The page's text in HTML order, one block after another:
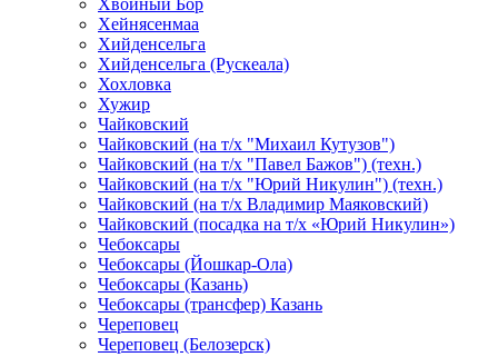
Хвойный Бор
Хейнясенмаа
Хийденсельга
Хийденсельга (Рускеала)
Хохловка
Хужир
Чайковский
Чайковский (на т/х "Михаил Кутузов")
Чайковский (на т/х "Павел Бажов") (техн.)
Чайковский (на т/х "Юрий Никулин") (техн.)
Чайковский (на т/х Владимир Маяковский)
Чайковский (посадка на т/х «Юрий Никулин»)
Чебоксары
Чебоксары (Йошкар-Ола)
Чебоксары (Казань)
Чебоксары (трансфер) Казань
Череповец
Череповец (Белозерск)